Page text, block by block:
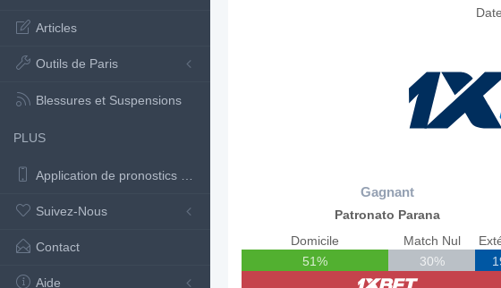
Articles
Outils de Paris
Blessures et Suspensions
PLUS
Application de pronostics de football
Suivez-Nous
Contact
Aide
Gagnant
Patronato Parana
Domicile
51%
Match Nul
30%